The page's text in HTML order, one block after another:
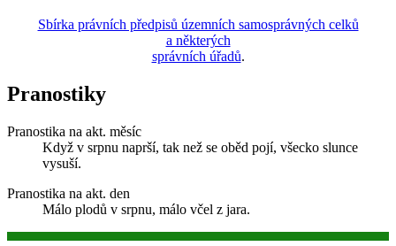
Sbírka právních předpisů územních samosprávných celků
a některých
správních úřadů.
Pranostiky
Pranostika na akt. měsíc
Když v srpnu naprší, tak než se oběd pojí, všecko slunce
vysuší.
Pranostika na akt. den
Málo plodů v srpnu, málo včel z jara.